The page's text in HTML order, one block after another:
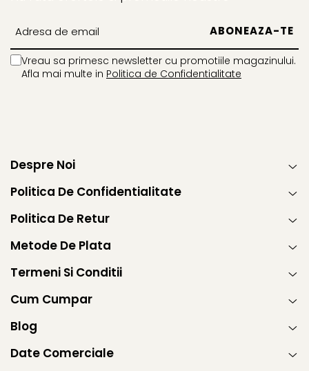
Vreau sa primesc newsletter cu promotiile magazinului.
Afla mai multe in Politica de Confidentialitate
Despre Noi
Politica De Confidentialitate
Politica De Retur
Metode De Plata
Termeni Si Conditii
Cum Cumpar
Blog
Date Comerciale